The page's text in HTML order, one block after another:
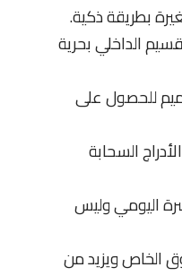
بطريقة ذكية.
الداخلي بحرية
للحصول على
السحابة
اليومي وليس
الخاص ويزيد من